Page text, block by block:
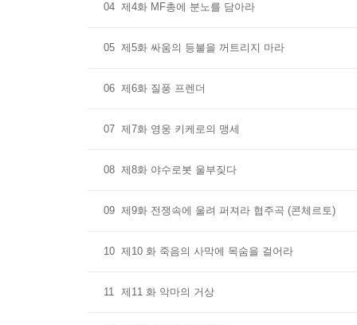
04 제4화 MF총에 분노를 담아라
05 제5화 싸움의 등불을 꺼트리지 마라
06 제6화 질풍 프렌더
07 제7화 영웅 키케로의 맹세
08 제8화 야수로봇 울부짖다
09 제9화 전쟁속에 울려 퍼져라 협주곡 (콘체르토)
10 제10 화 죽음의 사막에 목숨을 걸어라
11 제11 화 악마의 거상